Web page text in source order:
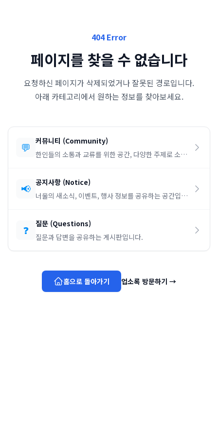
404 Error
페이지를 찾을 수 없습니다
요청하신 페이지가 삭제되었거나 잘못된 경로입니다.
아래 카테고리에서 원하는 정보를 찾아보세요.
💬 커뮤니티 (Community)
한인들의 소통과 교류를 위한 공간, 다양한 주제로 소통
📢 공지사항 (Notice)
너울의 새소식, 이벤트, 행사 정보를 공유하는 공간입니
❓ 질문 (Questions)
질문과 답변을 공유하는 게시판입니다.
홈으로 돌아가기 업소록 방문하기 →